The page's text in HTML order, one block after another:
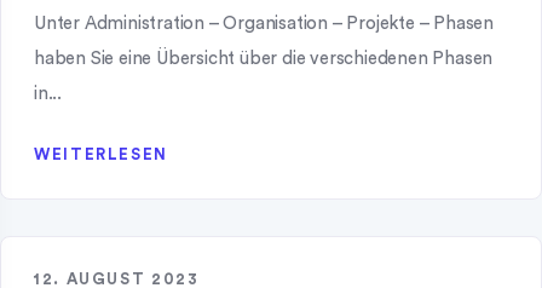
Unter Administration – Organisation – Projekte – Phasen
haben Sie eine Übersicht über die verschiedenen Phasen
in...
WEITERLESEN
12. AUGUST 2023